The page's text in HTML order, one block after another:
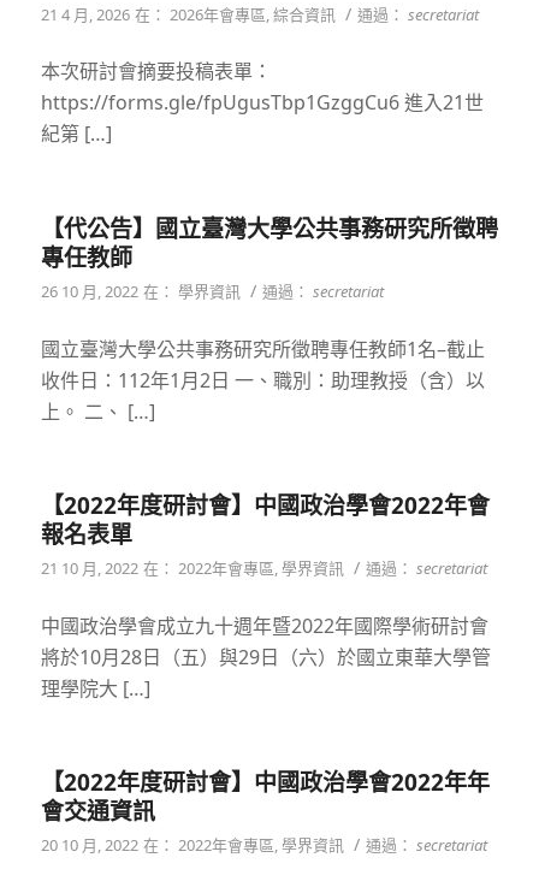
21 4 月, 2026 在： 2026年會專區,綜合資訊 / 通過： secretariat
本次研討會摘要投稿表單：
https://forms.gle/fpUgusTbp1GzggCu6 進入21世
紀第 […]
【代公告】國立臺灣大學公共事務研究所徵聘
專任教師
26 10 月, 2022 在： 學界資訊 / 通過： secretariat
國立臺灣大學公共事務研究所徵聘專任教師1名–截止
收件日：112年1月2日 一、職別：助理教授（含）以
上。 二、 […]
【2022年度研討會】中國政治學會2022年會
報名表單
21 10 月, 2022 在： 2022年會專區,學界資訊 / 通過： secretariat
中國政治學會成立九十週年暨2022年國際學術研討會
將於10月28日（五）與29日（六）於國立東華大學管
理學院大 […]
【2022年度研討會】中國政治學會2022年年
會交通資訊
20 10 月, 2022 在： 2022年會專區,學界資訊 / 通過： secretariat